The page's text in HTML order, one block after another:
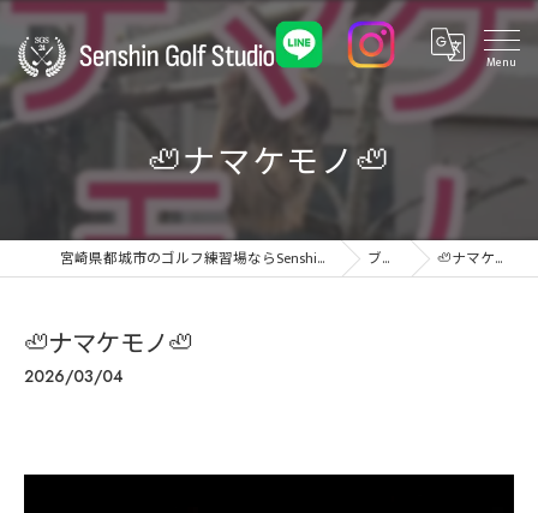
🦥ナマケモノ🦥
宮崎県都城市のゴルフ練習場ならSenshin Golf Studio 24 ブログ 🦥ナマケモノ🦥
🦥ナマケモノ🦥
2026/03/04